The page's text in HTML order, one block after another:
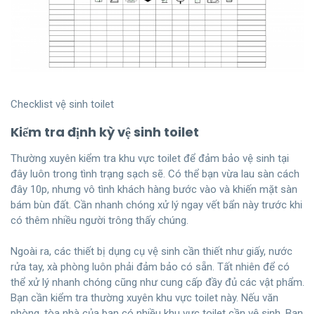
Checklist vệ sinh toilet
Kiểm tra định kỳ vệ sinh toilet
Thường xuyên kiểm tra khu vực toilet để đảm bảo vệ sinh tại
đây luôn trong tình trạng sạch sẽ. Có thể bạn vừa lau sàn cách
đây 10p, nhưng vô tình khách hàng bước vào và khiến mặt sàn
bám bùn đất. Cần nhanh chóng xử lý ngay vết bẩn này trước khi
có thêm nhiều người trông thấy chúng.
Ngoài ra, các thiết bị dụng cụ vệ sinh cần thiết như giấy, nước
rửa tay, xà phòng luôn phải đảm bảo có sẵn. Tất nhiên để có
thể xử lý nhanh chóng cũng như cung cấp đầy đủ các vật phẩm.
Bạn cần kiểm tra thường xuyên khu vực toilet này. Nếu văn